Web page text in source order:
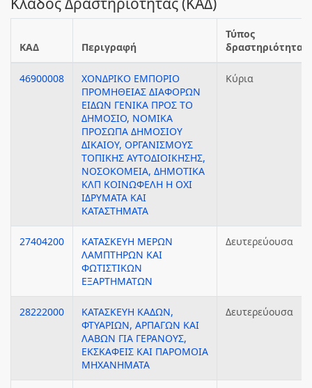
ΚΑΔ Περιγραφή
Τύπος
δραστηριότητας
46900008
ΧΟΝΔΡΙΚΟ ΕΜΠΟΡΙΟ
ΠΡΟΜΗΘΕΙΑΣ ΔΙΑΦΟΡΩΝ
ΕΙΔΩΝ ΓΕΝΙΚΑ ΠΡΟΣ ΤΟ
ΔΗΜΟΣΙΟ, ΝΟΜΙΚΑ
ΠΡΟΣΩΠΑ ΔΗΜΟΣΙΟΥ
ΔΙΚΑΙΟΥ, ΟΡΓΑΝΙΣΜΟΥΣ
ΤΟΠΙΚΗΣ ΑΥΤΟΔΙΟΙΚΗΣΗΣ,
ΝΟΣΟΚΟΜΕΙΑ, ΔΗΜΟΤΙΚΑ
ΚΛΠ ΚΟΙΝΩΦΕΛΗ Η ΟΧΙ
ΙΔΡΥΜΑΤΑ ΚΑΙ
ΚΑΤΑΣΤΗΜΑΤΑ
Κύρια
27404200
ΚΑΤΑΣΚΕΥΗ ΜΕΡΩΝ
ΛΑΜΠΤΗΡΩΝ ΚΑΙ
ΦΩΤΙΣΤΙΚΩΝ
ΕΞΑΡΤΗΜΑΤΩΝ
Δευτερεύουσα
28222000
ΚΑΤΑΣΚΕΥΗ ΚΑΔΩΝ,
ΦΤΥΑΡΙΩΝ, ΑΡΠΑΓΩΝ ΚΑΙ
ΛΑΒΩΝ ΓΙΑ ΓΕΡΑΝΟΥΣ,
ΕΚΣΚΑΦΕΙΣ ΚΑΙ ΠΑΡΟΜΟΙΑ
ΜΗΧΑΝΗΜΑΤΑ
Δευτερεύουσα